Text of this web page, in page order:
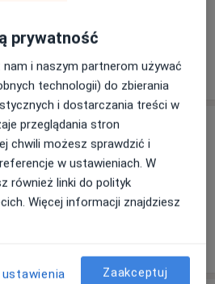
(2 moduły) - Szkolenia
- Szkolenia Mazur Sp. Z
diagnostyka i
Mazur Sp. Z O.O
diagnostyka i leczenie” ( 4
Sp. Z O.O
- Centrum Szkoleniowe
- Kinesio Polska
do kontaktu i umówienia się na
więcej
o doświadczeniu
prywatność
i naszym partnerom używać
technologii) do zbierania
i dostarczania treści w
przeglądania stron
chwili możesz sprawdzić i
w ustawieniach. W
również linki do polityk
Więcej informacji znajdziesz
Zaakceptuj